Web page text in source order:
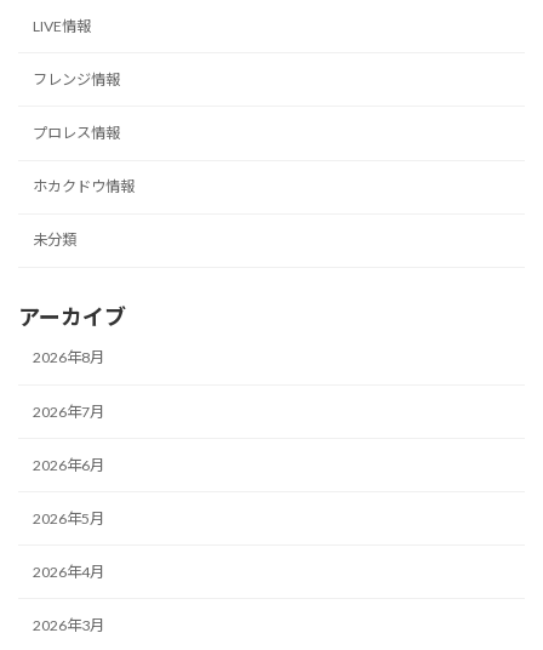
LIVE情報
フレンジ情報
プロレス情報
ホカクドウ情報
未分類
アーカイブ
2026年8月
2026年7月
2026年6月
2026年5月
2026年4月
2026年3月